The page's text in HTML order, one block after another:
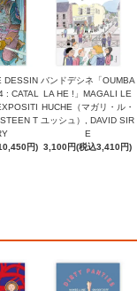
DESSIN
: CATAL
T
円)
バンドデシネ「OUMBA
LA HE !」MAGALI LE
HUCHE（マガリ・ル・
ユッシュ）, DAVID SIR
E
3,100円(税込3,410円)